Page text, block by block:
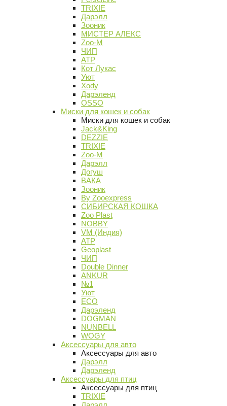
TRIXIE
Дарэлл
Зооник
МИСТЕР АЛЕКС
Zoo-M
ЧИП
АТР
Кот Лукас
Уют
Xody
Дарэленд
OSSO
Миски для кошек и собак
Миски для кошек и собак
Jack&King
DEZZIE
TRIXIE
Zoo-M
Дарэлл
Догуш
ВАКА
Зооник
By Zooexpress
СИБИРСКАЯ КОШКА
Zoo Plast
NOBBY
VM (Индия)
АТР
Geoplast
ЧИП
Double Dinner
ANKUR
№1
Уют
ECO
Дарэленд
DOGMAN
NUNBELL
WOGY
Аксессуары для авто
Аксессуары для авто
Дарэлл
Дарэленд
Аксессуары для птиц
Аксессуары для птиц
TRIXIE